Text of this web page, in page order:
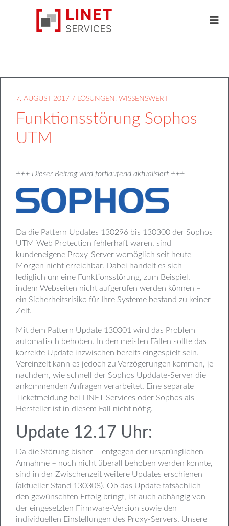
7. AUGUST 2017 / LÖSUNGEN , WISSENSWERT
Funktionsstörung Sophos
UTM
+++ Dieser Beitrag wird fortlaufend aktualisiert +++
Da die Pattern Updates 130296 bis 130300 der Sophos
UTM Web Protection fehlerhaft waren, sind
kundeneigene Proxy-Server womöglich seit heute
Morgen nicht erreichbar. Dabei handelt es sich
lediglich um eine Funktionsstörung, zum Beispiel,
indem Webseiten nicht aufgerufen werden können –
ein Sicherheitsrisiko für Ihre Systeme bestand zu keiner
Zeit.
Mit dem Pattern Update 130301 wird das Problem
automatisch behoben. In den meisten Fällen sollte das
korrekte Update inzwischen bereits eingespielt sein.
Vereinzelt kann es jedoch zu Verzögerungen kommen, je
nachdem, wie schnell der Sophos Upddate-Server die
ankommenden Anfragen verarbeitet. Eine separate
Ticketmeldung bei LINET Services oder Sophos als
Hersteller ist in diesem Fall nicht nötig.
Update 12.17 Uhr:
Da die Störung bisher – entgegen der ursprünglichen
Annahme – noch nicht überall behoben werden konnte,
sind in der Zwischenzeit weitere Updates erschienen
(aktueller Stand 130308). Ob das Update tatsächlich
den gewünschten Erfolg bringt, ist auch abhängig von
der eingesetzten Firmware-Version sowie den
individuellen Einstellungen des Proxy-Servers. Unsere